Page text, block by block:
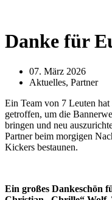
Danke für
07. März 2026
Aktuelles, Partner
Ein Team von 7 Leuten hat
getroffen, um die
bringen und neu
Partner beim morgigen
Kickers bestaunen.
Ein großes Dankeschön